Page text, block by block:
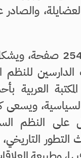
والصادر
ويقع الكتاب في 254
للنظم
العربية
السياسية، ويسعى
على النظم
التاريخي،